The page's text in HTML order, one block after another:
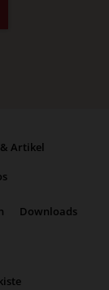
Artikel
Downloads